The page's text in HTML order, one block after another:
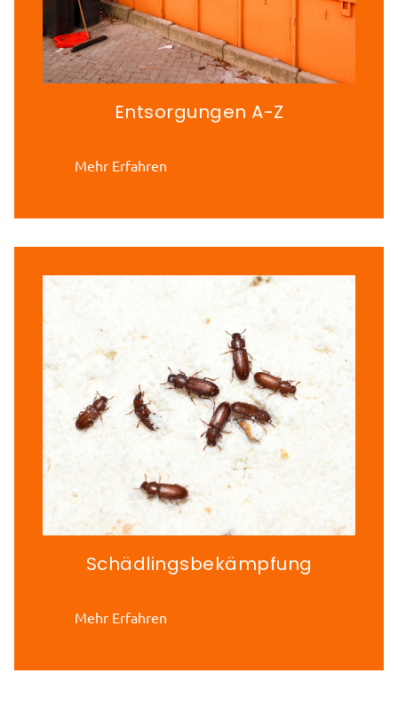
Entsorgungen A-Z
Mehr Erfahren
Schädlingsbekämpfung
Mehr Erfahren